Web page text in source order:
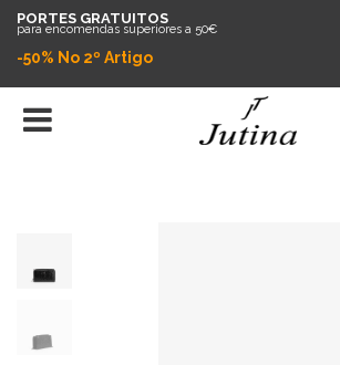
PORTES GRATUITOS
para encomendas superiores a 50€
-50% No 2º Artigo